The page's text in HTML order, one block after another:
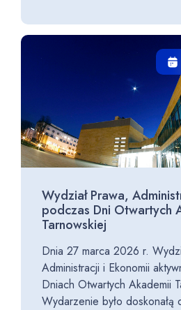
Wydział Prawa,
podczas Dni Otwartych
Tarnowskiej
Dnia 27 marca 2026 r.
Administracji i Ekonomii
Dniach Otwartych Akademii
Wydarzenie było